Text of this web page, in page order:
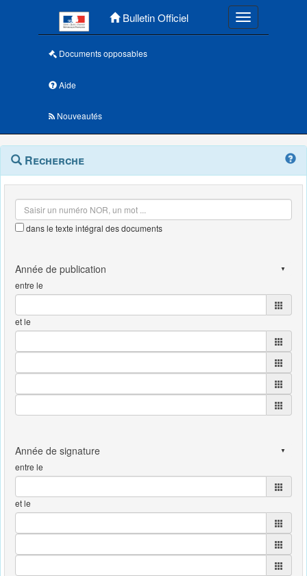
Bulletin Officiel Toggle
Documents opposables
Aide
Nouveautés
Navigation
outils
Menu
contextuel
Recherche
dans le texte intégral des documents
entre le
et le
entre le
et le